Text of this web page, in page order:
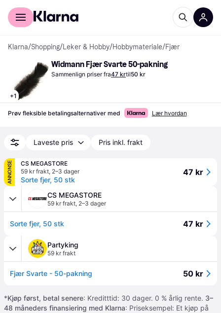
For kunder
Klarna/Shopping/Leker & Hobby/Hobbymateriale/Fjær
+1
Widmann Fjær Svarte 50-pakning
Sammenlign priser fra47 krtil50 kr
Prøv fleksible betalingsalternativer med Lær hvordan
Laveste pris Pris inkl. frakt
ANNONSE
CS MEGASTORE
59 kr frakt, 2–3 dager
Sorte fjer, 50 stk
47 kr
CS MEGASTORE
59 kr frakt, 2–3 dager
Sorte fjer, 50 stk 47 kr
Partyking
59 kr frakt
Fjær Svarte - 50-pakning 50 kr
*Kjøp først, betal senere: Kreditttid: 30 dager. 0 % årlig rente. 3–
48 måneders finansiering med Klarna: Priseksempel: Et kjøp på